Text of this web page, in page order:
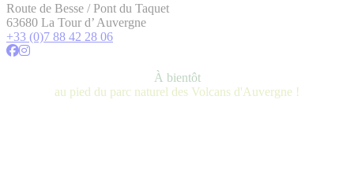
Route de Besse / Pont du Taquet
63680 La Tour d’ Auvergne
+33 (0)7 88 42 28 06
À bientôt
au pied du parc naturel des Volcans d'Auvergne !